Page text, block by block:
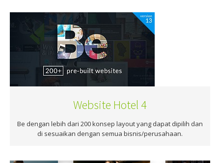
Website Hotel 4
Be dengan lebih dari 200 konsep layout yang dapat dipilih dan
di sesuaikan dengan semua bisnis/perusahaan.